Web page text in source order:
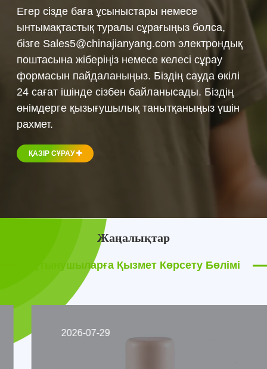
Егер сізде баға ұсыныстары немесе
ынтымақтастық туралы сұрағыңыз болса,
бізге Sales5@chinajianyang.com электрондық
поштасына жіберіңіз немесе келесі сұрау
формасын пайдаланыңыз. Біздің сауда өкілі
24 сағат ішінде сізбен байланысады. Біздің
өнімдерге қызығушылық танытқаныңыз үшін
рахмет.
ҚАЗІР СҰРАУ
Жаңалықтар
Тұтынушыларға Қызмет Көрсету Бөлімі
2026-07-29